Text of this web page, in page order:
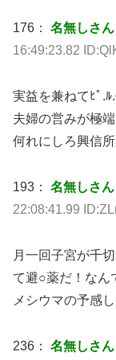
176： 名無しさ
16:49:23.82
実益を兼ねてﾋﾟ.ﾙ
夫婦の営みが極
何れにしろ興信
193： 名無しさ
22:08:41.99
月一回子宮が千
て避○薬だ！なん
メシウマの予感
236： 名無しさ